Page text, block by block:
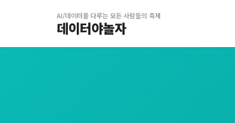
AI/데이터를 다루는 모든 사람들의 축제
데이터야놀자